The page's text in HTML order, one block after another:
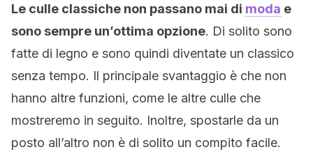
Le culle classiche non passano mai di moda e
sono sempre un’ottima opzione. Di solito sono
fatte di legno e sono quindi diventate un classico
senza tempo. Il principale svantaggio è che non
hanno altre funzioni, come le altre culle che
mostreremo in seguito. Inoltre, spostarle da un
posto all’altro non è di solito un compito facile.